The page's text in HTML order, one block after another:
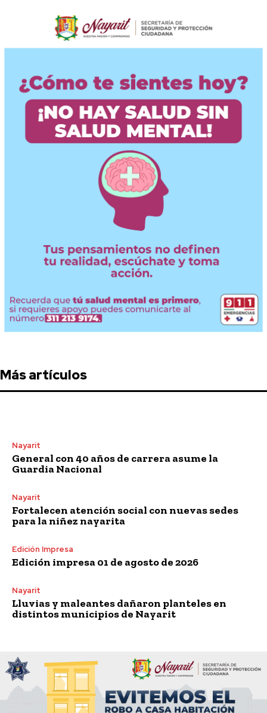
Más artículos
Nayarit
General con 40 años de carrera asume la
Guardia Nacional
Nayarit
Fortalecen atención social con nuevas sedes
para la niñez nayarita
Edición Impresa
Edición impresa 01 de agosto de 2026
Nayarit
Lluvias y maleantes dañaron planteles en
distintos municipios de Nayarit